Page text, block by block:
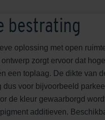
bestrating
oplossing met open
zorgt ervoor dat
een toplaag. De dikte van
voor bijvoorbeeld
de kleur gewaarborgd
additieven.